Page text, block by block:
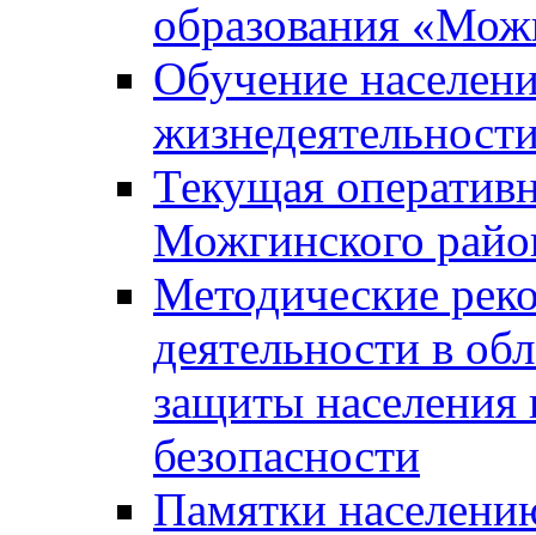
образования
Обучение
Текущая
Можгинского
Методические
деятельности в
защиты
безопасности
Памятки